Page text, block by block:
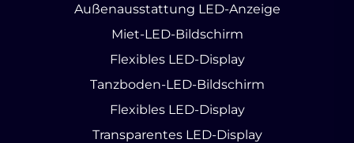
Außenausstattung LED-Anzeige
Miet-LED-Bildschirm
Flexibles LED-Display
Tanzboden-LED-Bildschirm
Flexibles LED-Display
Transparentes LED-Display